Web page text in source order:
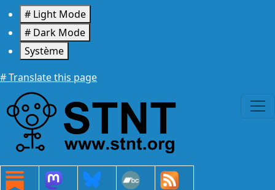
Aller au contenu principal
# Light Mode
# Dark Mode
Système
# Translate this page